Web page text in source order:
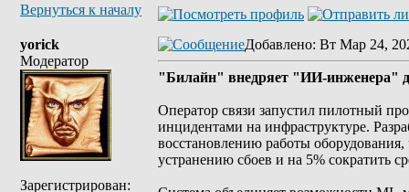
Вернуться к началу
yorick
Модератор
Зарегистрирован:
Добавлено: Вт Мар 24,
"Билайн" внедряет "ИИ-инженера"
Оператор связи запустил пилотный
инцидентами на инфраструктуре.
восстановлению работы
устранению сбоев и на 5% сократить